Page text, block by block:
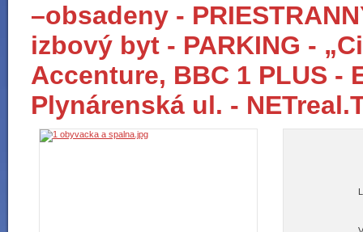
–obsadeny -
izbový byt - PARKING -
Accenture, BBC 1 PLUS -
Plynárenská ul. -